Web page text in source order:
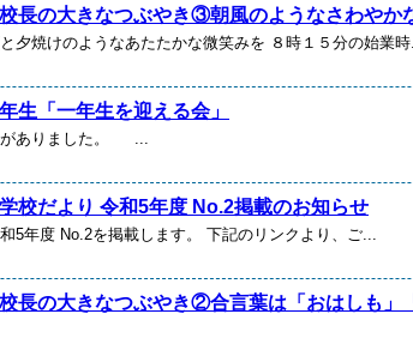
校長の大きなつぶやき③朝風のようなさわやか
夕焼けのようなあたたかな微笑みを ８時１５分の始業時
生「一年生を迎える会」
がありました。 ...
学校だより 令和5年度 No.2掲載のお知らせ
5年度 No.2を掲載します。 下記のリンクより、ご...
校長の大きなつぶやき②合言葉は「おはしも」